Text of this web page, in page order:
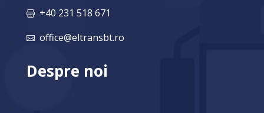
 +40 231 518 671
 office@eltransbt.ro
Despre noi